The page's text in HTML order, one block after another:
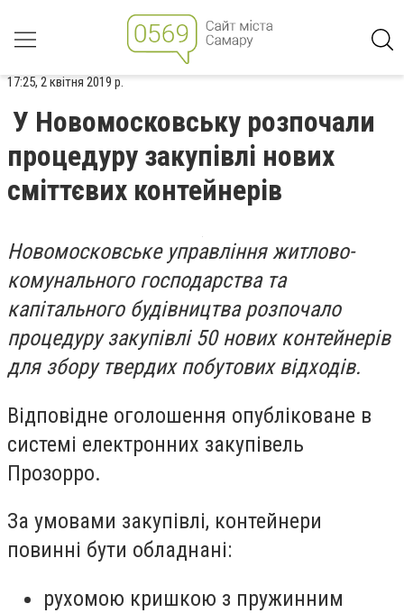
17:25, 2 квітня 2019 р.
У Новомосковську розпочали
процедуру закупівлі нових
сміттєвих контейнерів
Новомосковське управління житлово-
комунального господарства та
капітального будівництва розпочало
процедуру закупівлі 50 нових контейнерів
для збору твердих побутових відходів.
Відповідне оголошення опубліковане в
системі електронних закупівель
Прозорро.
За умовами закупівлі, контейнери
повинні бути обладнані:
рухомою кришкою з пружинним